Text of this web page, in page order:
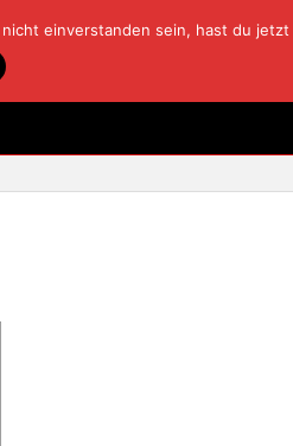
einverstanden sein, hast du